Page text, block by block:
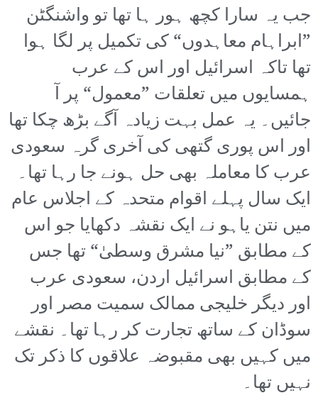
جب یہ سارا کچھ ہور ہا تھا تو واشنگٹن
”ابراہام معاہدوں“ کی تکمیل پر لگا ہوا
تھا تاکہ اسرائیل اور اس کے عرب
ہمسایوں میں تعلقات ”معمول“ پر آ
جائیں۔ یہ عمل بہت زیادہ آگے بڑھ چکا تھا
اور اس پوری گتھی کی آخری گرہ سعودی
عرب کا معاملہ بھی حل ہونے جا رہا تھا۔
ایک سال پہلے اقوام متحدہ کے اجلاس عام
میں نتن یاہو نے ایک نقشہ دکھایا جو اس
کے مطابق ”نیا مشرق وسطیٰ“ تھا جس
کے مطابق اسرائیل اردن، سعودی عرب
اور دیگر خلیجی ممالک سمیت مصر اور
سوڈان کے ساتھ تجارت کر رہا تھا۔ نقشے
میں کہیں بھی مقبوضہ علاقوں کا ذکر تک
نہیں تھا۔